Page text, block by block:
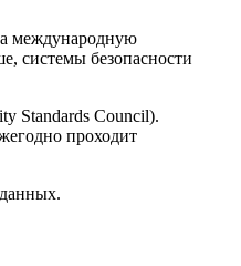
международную
системы безопасности
Standards Council).
проходит